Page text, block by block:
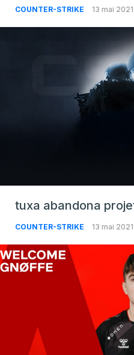
COUNTER-STRIKE 13 mai 2021
tuxa abandona
COUNTER-STRIKE 13 mai 2021